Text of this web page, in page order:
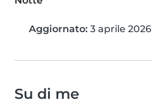
Aggiornato: 3 aprile 2026
Su di me